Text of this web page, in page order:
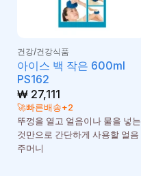
건강/건강식품
아이스 백 작은 600ml
PS162
₩27,111
🚀빠른배송+2
뚜껑을 열고 얼음이나 물을 넣는
것만으로 간단하게 사용할 얼음
주머니